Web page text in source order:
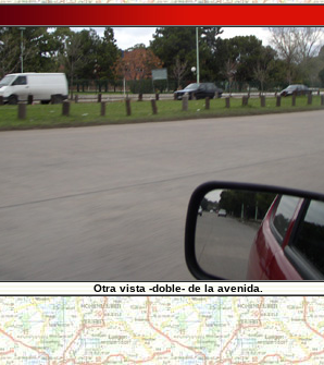
Otra vista -doble- de la avenida.